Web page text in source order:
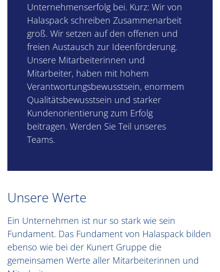
Unternehmenserfolg bei. Kurz: Wir von
Halaspack schreiben Zusammenarbeit
groß. Wir setzen auf den offenen und
freien Austausch zur Ideenförderung.
Unsere Mitarbeiterinnen und
Mitarbeiter, haben mit hohem
Verantwortungsbewusstsein, enormem
Qualitätsbewusstsein und starker
Kundenorientierung zum Erfolg
beitragen. Werden Sie Teil unseres
Teams.
Unsere Werte
Ein Unternehmen ist nur so stark wie sein
Fundament. Das Fundament von Halaspack bilden
ebenso wie bei der Kunert Gruppe die
gemeinsamen Werte aller Mitarbeiterinnen und